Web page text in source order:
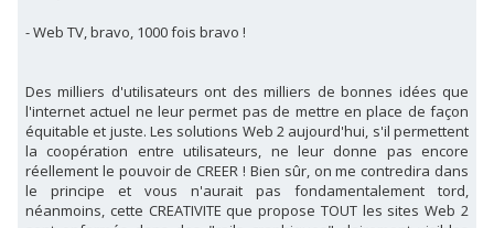
- Web TV, bravo, 1000 fois bravo !
Des milliers d'utilisateurs ont des milliers de bonnes idées que
l'internet actuel ne leur permet pas de mettre en place de façon
équitable et juste. Les solutions Web 2 aujourd'hui, s'il permettent
la coopération entre utilisateurs, ne leur donne pas encore
réellement le pouvoir de CREER ! Bien sûr, on me contredira dans
le principe et vous n'aurait pas fondamentalement tord,
néanmoins, cette CREATIVITE que propose TOUT les sites Web 2